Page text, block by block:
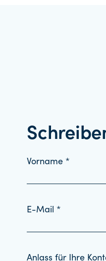
Vorname *
E-Mail *
Anlass für Ihre